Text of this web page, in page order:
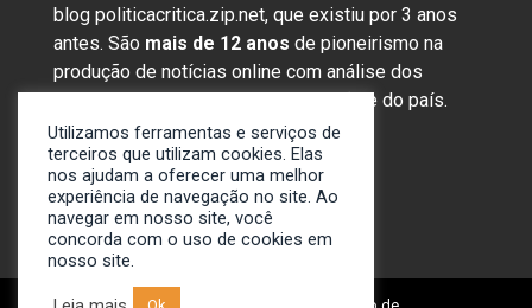
blog politicacritica.zip.net, que existiu por 3 anos
antes. São mais de 12 anos de pioneirismo na
produção de notícias online com análise dos
assuntos mais importantes da região e do país.
Sobre nós
Anunciar
Contato
Utilizamos ferramentas e serviços de
terceiros que utilizam cookies. Elas
nos ajudam a oferecer uma melhor
experiência de navegação no site. Ao
navegar em nosso site, você
concorda com o uso de cookies em
nosso site.